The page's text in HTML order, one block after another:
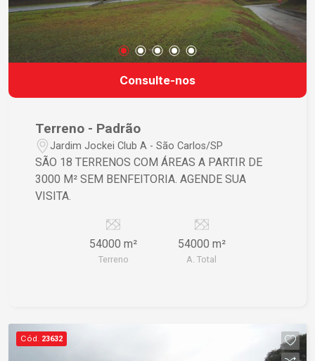
Consulte-nos
Terreno - Padrão
Jardim Jockei Club A - São Carlos/SP
SÃO 18 TERRENOS COM ÁREAS A PARTIR DE
3000 M² SEM BENFEITORIA. AGENDE SUA
VISITA.
54000 m²
Terreno
54000 m²
A. Total
Cód. 23632